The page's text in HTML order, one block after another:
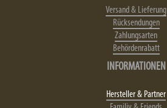
Versand & Lieferung
Rücksendungen
Zahlungsarten
Behördenrabatt
INFORMATIONEN
Hersteller & Partner